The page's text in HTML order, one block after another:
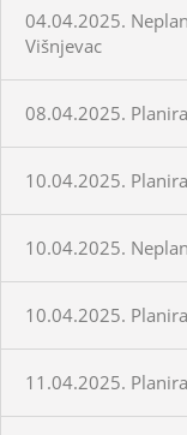
04.04.2025.
Višnjevac
08.04.2025.
10.04.2025.
10.04.2025.
10.04.2025.
11.04.2025.